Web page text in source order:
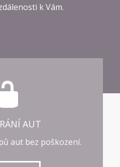
k Vám.
AUT
aut bez poškození.